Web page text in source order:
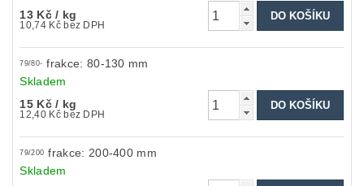
13 Kč/ kg
10,74 Kč bez DPH
79/80- frakce: 80-130 mm
Skladem
15 Kč/ kg
12,40 Kč bez DPH
79/200 frakce: 200-400 mm
Skladem